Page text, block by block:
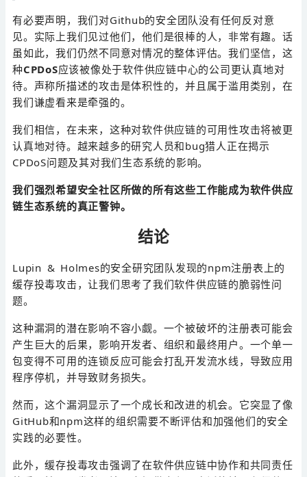
有必要声明，我们对Github的安全团队没有任何反对意
见。实际上我们见过他们，他们是很棒的人，非常有趣。话
虽如此，我们仍然不同意对情况的整体评估。我们坚信，这
种CPDoS应该被像处于软件供应链中心的公司更认真地对
待。声称所描述的攻击是体积性的，并且属于滥用类别，在
我们谦虚看来是牵强的。
我们相信，在未来，这种对软件供应链的可用性攻击将被更
认真地对待。越来越多的研究人员和bug猎人正在揭示
CPDoS问题及其对我们生态系统的影响。
我们强烈希望安全社区所做的所有这些工作能成为软件供应
链生态系统的真正警钟。
结论
Lupin & Holmes的安全研究团队发现的npm注册表上的
缓存投毒攻击，让我们思考了我们软件供应链的脆弱性问
题。
这种漏洞的潜在影响不容小觑。一个被破坏的注册表可能会
产生巨大的后果，影响开发者、组织和最终用户。一个单一
包变得不可用的连锁反应可能会打乱开发流水线，导致应用
程序停机，并导致财务损失。
然而，这个漏洞显示了一个成长和改进的机会。它突显了像
GitHub和npm这样的组织需要不断评估和加强他们的安全
实践的必要性。
此外，缓存投毒攻击强调了在软件供应链中协作和共同责任